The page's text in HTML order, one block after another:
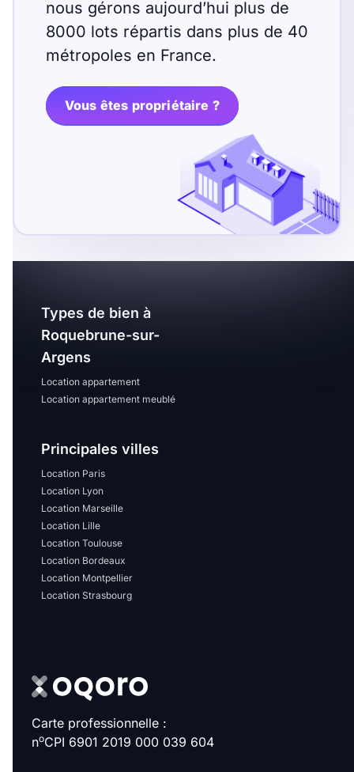
T10 T11 T12
T14 T15
T16
disponibles
Espaces additionnels
Équipements des parties
communes
Ascenseur
Local à vélo
Mettre en avant les
nous gérons aujourd’hui plus de
8000 lots répartis dans plus de 40
métropoles en France.
Vous êtes propriétaire ?
Types de bien à
Roquebrune-sur-
Argens
Location appartement
Location appartement meublé
Principales villes
Location Paris
Location Lyon
Location Marseille
Location Lille
Location Toulouse
Location Bordeaux
Location Montpellier
Location Strasbourg
Carte professionnelle :
noCPI 6901 2019 000 039 604